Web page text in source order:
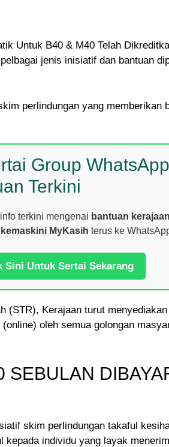
Untuk B40 & M40 Telah
jenis inisiatif dan bantuan
perlindungan yang memberikan
Group WhatsApp
Terkini
terkini mengenai bantuan
MyKasih terus ke
Sini Untuk Sertai Sekarang
(STR), Kerajaan turut
oleh semua golongan
SEBULAN
skim perlindungan takaful
kepada individu yang layak